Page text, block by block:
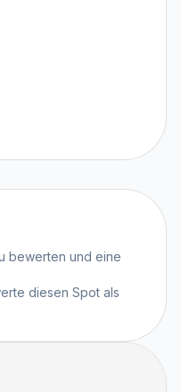
bewerten und eine
diesen Spot als